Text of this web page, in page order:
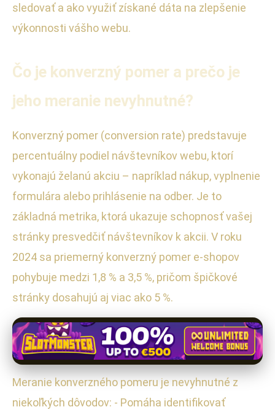
sledovať a ako využiť získané dáta na zlepšenie
výkonnosti vášho webu.
Čo je konverzný pomer a prečo je
jeho meranie nevyhnutné?
Konverzný pomer (conversion rate) predstavuje
percentuálny podiel návštevníkov webu, ktorí
vykonajú želanú akciu – napríklad nákup, vyplnenie
formulára alebo prihlásenie na odber. Je to
základná metrika, ktorá ukazuje schopnosť vašej
stránky presvedčiť návštevníkov k akcii. V roku
2024 sa priemerný konverzný pomer e-shopov
pohybuje medzi 1,8 % a 3,5 %, pričom špičkové
stránky dosahujú aj viac ako 5 %.
Meranie konverzného pomeru je nevyhnutné z
niekoľkých dôvodov: - Pomáha identifikovať